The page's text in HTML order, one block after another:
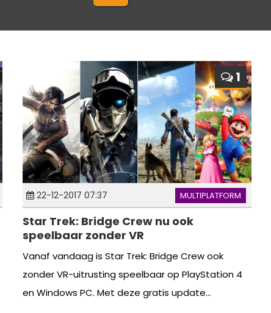
1
22-12-2017 07:37 MULTIPLATFORM
Star Trek: Bridge Crew nu ook
speelbaar zonder VR
Vanaf vandaag is Star Trek: Bridge Crew ook
zonder VR-uitrusting speelbaar op PlayStation 4
en Windows PC. Met deze gratis update...